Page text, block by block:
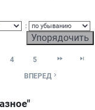
:
4 5  
ВПЕРЕД 